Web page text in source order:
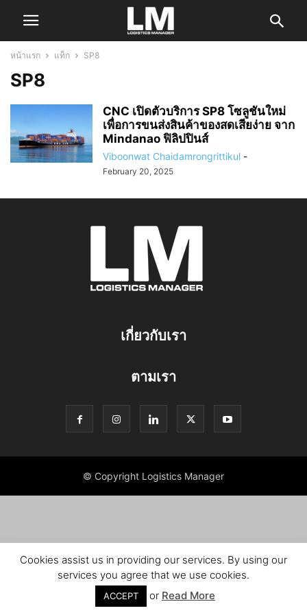
หน้าแรก แท็ก SP8
SP8
CNC เปิดตัวบริการ SP8 โซลูชันใหม่
เพื่อการขนส่งสินค้าของสดเสียง่าย จาก
Mindanao ฟิลิปปินส์
Viboonwat Chaidamrongrittikul -
February 20, 2025
เกี่ยวกับเรา
ตามเรา
© Copyright Logistics Manager
Cookies assist us in providing our services. By using our
services you agree that we use cookies.
ACCEPT or Read More